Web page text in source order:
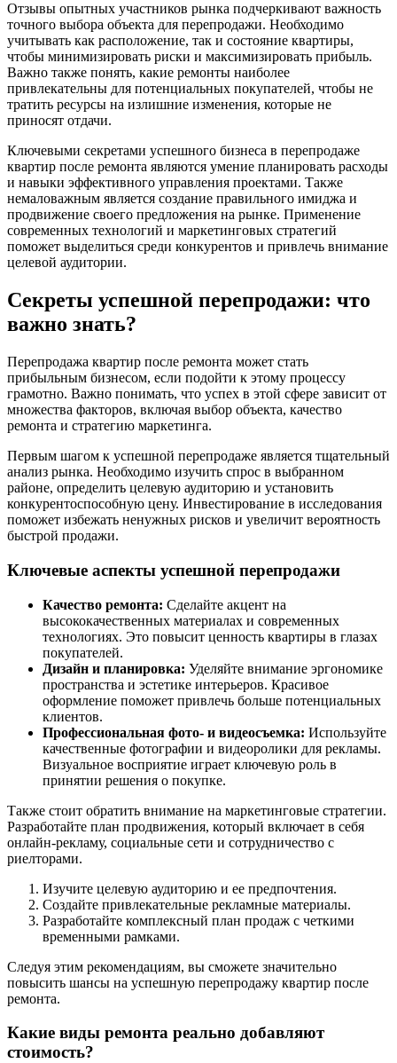
Отзывы опытных участников рынка подчеркивают важность
точного выбора объекта для перепродажи. Необходимо
учитывать как расположение, так и состояние квартиры,
чтобы минимизировать риски и максимизировать прибыль.
Важно также понять, какие ремонты наиболее
привлекательны для потенциальных покупателей, чтобы не
тратить ресурсы на излишние изменения, которые не
приносят отдачи.
Ключевыми секретами успешного бизнеса в перепродаже
квартир после ремонта являются умение планировать расходы
и навыки эффективного управления проектами. Также
немаловажным является создание правильного имиджа и
продвижение своего предложения на рынке. Применение
современных технологий и маркетинговых стратегий
поможет выделиться среди конкурентов и привлечь внимание
целевой аудитории.
Секреты успешной перепродажи: что
важно знать?
Перепродажа квартир после ремонта может стать
прибыльным бизнесом, если подойти к этому процессу
грамотно. Важно понимать, что успех в этой сфере зависит от
множества факторов, включая выбор объекта, качество
ремонта и стратегию маркетинга.
Первым шагом к успешной перепродаже является тщательный
анализ рынка. Необходимо изучить спрос в выбранном
районе, определить целевую аудиторию и установить
конкурентоспособную цену. Инвестирование в исследования
поможет избежать ненужных рисков и увеличит вероятность
быстрой продажи.
Ключевые аспекты успешной перепродажи
Качество ремонта: Сделайте акцент на
высококачественных материалах и современных
технологиях. Это повысит ценность квартиры в глазах
покупателей.
Дизайн и планировка: Уделяйте внимание эргономике
пространства и эстетике интерьеров. Красивое
оформление поможет привлечь больше потенциальных
клиентов.
Профессиональная фото- и видеосъемка: Используйте
качественные фотографии и видеоролики для рекламы.
Визуальное восприятие играет ключевую роль в
принятии решения о покупке.
Также стоит обратить внимание на маркетинговые стратегии.
Разработайте план продвижения, который включает в себя
онлайн-рекламу, социальные сети и сотрудничество с
риелторами.
Изучите целевую аудиторию и ее предпочтения.
Создайте привлекательные рекламные материалы.
Разработайте комплексный план продаж с четкими
временными рамками.
Следуя этим рекомендациям, вы сможете значительно
повысить шансы на успешную перепродажу квартир после
ремонта.
Какие виды ремонта реально добавляют
стоимость?